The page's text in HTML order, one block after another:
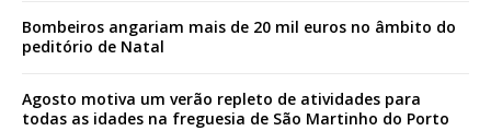
Bombeiros angariam mais de 20 mil euros no âmbito do
peditório de Natal
Agosto motiva um verão repleto de atividades para
todas as idades na freguesia de São Martinho do Porto